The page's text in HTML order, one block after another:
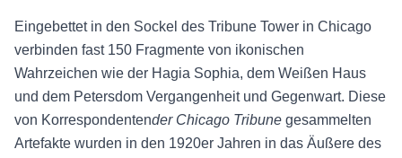
Eingebettet in den Sockel des Tribune Tower in Chicago
verbinden fast 150 Fragmente von ikonischen
Wahrzeichen wie der Hagia Sophia, dem Weißen Haus
und dem Petersdom Vergangenheit und Gegenwart. Diese
von Korrespondentender Chicago Tribune gesammelten
Artefakte wurden in den 1920er Jahren in das Äußere des